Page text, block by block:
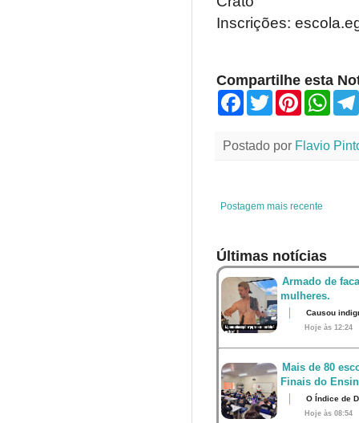
Inscrições:
Compartilhe esta
F
b
T
w
P
e
W
Postado por Flavio
Postagem mais recente
Últimas notícias
Armado de
mulheres.
Causou
Hoje às 12:24
Mais de 80
Finais do
O Índice de
Hoje às 08:54